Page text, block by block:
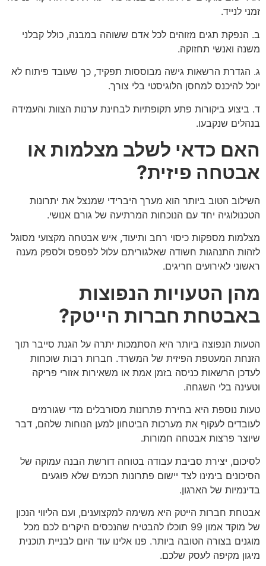
זמני לנייד.
ב. הנפקת תגים מזוהים לכל אדם ששוהה במבנה, כולל קבלני
משנה ואנשי תחזוקה.
ג. הגדרת הרשאות גישה מבוססות תפקיד, כך שעובד פיתוח לא
יוכל להיכנס למחסן הלוגיסטי בלי צורך.
ד. ביצוע ביקורות פתע תקופתיות לבחינת ערנות הצוות והעמידה
בנהלים שנקבעו.
האם כדאי לשלב מצלמות או
אבטחה פיזית?
השילוב הטוב ביותר הוא מערך היברידי שמנצל את יתרונות
הטכנולוגיה יחד עם הנוכחות המרתיעה של גורם אנושי.
מצלמות מספקות כיסוי רחב ותיעוד, איש אבטחה מקצועי מסוגל
לזהות התנהגות חשודה שאלגוריתם עלול לפספס ולספק מענה
ראשוני לאירועים חריגים.
מהן הטעויות הנפוצות
באבטחת חברות הייטק?
הטעות הנפוצה ביותר היא הסתמכות יתרה על הגנת סייבר תוך
הזנחת המעטפת הפיזית של המשרד. חברות רבות שוכחות
לעדכן הרשאות כניסה בזמן אמת או משאירות אזורי פריקה
וטעינה בלי השגחה.
טעות נוספת היא בחירת פתרונות מסורבלים מדי שגורמים
לעובדים לעקוף את מערכות הביטחון למען הנוחות שלהם, דבר
שיוצר פרצות אבטחה חמורות.
לסיכום, יצירת סביבת עבודה בטוחה דורשת הבנה עמוקה של
הסיכונים בימינו לצד יישום פתרונות חכמים שלא פוגעים
בדינמיות של הארגון.
אבטחת חברות הייטק היא משימה למקצוענים, ועם הליווי הנכון
של מוקד אמון 99 תוכלו להבטיח שהנכסים היקרים לכם מכל
מוגנים בצורה הטובה ביותר. פנו אלינו עוד היום לבניית תוכנית
מיגון מקיפה לעסק שלכם.